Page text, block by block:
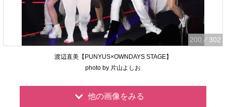
200 ／302
渡辺直美【PUNYUS×OWNDAYS STAGE】
photo by 片山よしお
他の画像をみる